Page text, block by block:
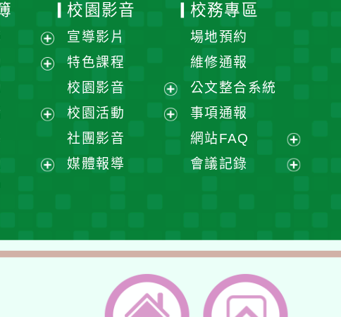
展
單
選
選
單
校園影音
宣導影片
特色課程
校園影音
展
開
校園活動
社團影音
媒體報導
校務專區
場地預約
維修通報
公文整合系統
事項通報
網站FAQ
展
開
會議記錄
單